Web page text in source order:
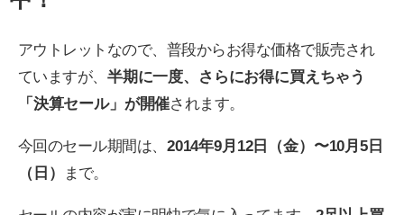
アウトレットなので、普段からお得な価格で販売され
ていますが、 半期に一度、さらにお得に買えちゃう
「決算セール」が開催されます。
今回のセール期間は、 2014年9月12日（金）〜10月5日
（日）
まで。